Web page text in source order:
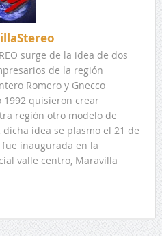
surge de la idea de dos
de la región
Romero y Gnecco
1992 quisieron crear
región otro modelo de
idea se plasmo el 21 de
inaugurada en la
valle centro, Maravilla